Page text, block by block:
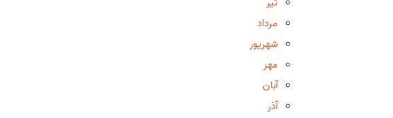
مرداد
شهریور
مهر
آبان
آذر